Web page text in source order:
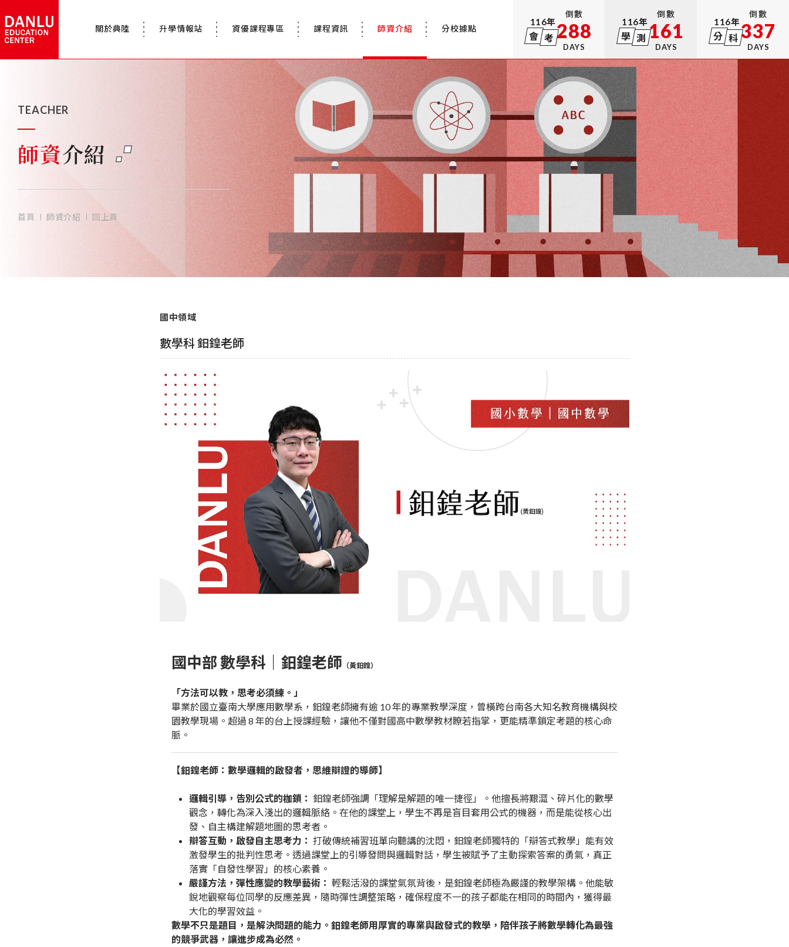
關於典陸 升學情報站 資優課程專區 課程資訊 師資介紹 分校據點
116年
會 考
倒數
288
DAYS
116年
學 測
倒數
161
DAYS
116年
分 科
倒數
337
DAYS
TEACHER
師資介紹
首頁 師資介紹 回上頁
國中領域
數學科 鈤鍠老師
國中部 數學科｜ 鈤鍠老師 （黃鈤鍠）
「方法可以教，思考必須練。」
畢業於國立臺南大學應用數學系，鈤鍠老師擁有逾 10 年的專業教學深度，曾橫跨台南各大知名教育機構與校
園教學現場。超過 8 年的台上授課經驗，讓他不僅對國高中數學教材瞭若指掌，更能精準鎖定考題的核心命
脈。
【鈤鍠老師：數學邏輯的啟發者，思維辯證的導師】
邏輯引導，告別公式的枷鎖： 鈤鍠老師強調「理解是解題的唯一捷徑」。他擅長將艱澀、碎片化的數學
觀念，轉化為深入淺出的邏輯脈絡。在他的課堂上，學生不再是盲目套用公式的機器，而是能從核心出
發、自主構建解題地圖的思考者。
辯答互動，啟發自主思考力： 打破傳統補習班單向聽講的沈悶，鈤鍠老師獨特的「辯答式教學」能有效
激發學生的批判性思考。透過課堂上的引導發問與邏輯對話，學生被賦予了主動探索答案的勇氣，真正
落實「自發性學習」的核心素養。
嚴謹方法，彈性應變的教學藝術： 輕鬆活潑的課堂氣氛背後，是鈤鍠老師極為嚴謹的教學架構。他能敏
銳地觀察每位同學的反應差異，隨時彈性調整策略，確保程度不一的孩子都能在相同的時間內，獲得最
大化的學習效益。
數學不只是題目，是解決問題的能力。鈤鍠老師用厚實的專業與啟發式的教學，陪伴孩子將數學轉化為最強
的競爭武器，讓進步成為必然。